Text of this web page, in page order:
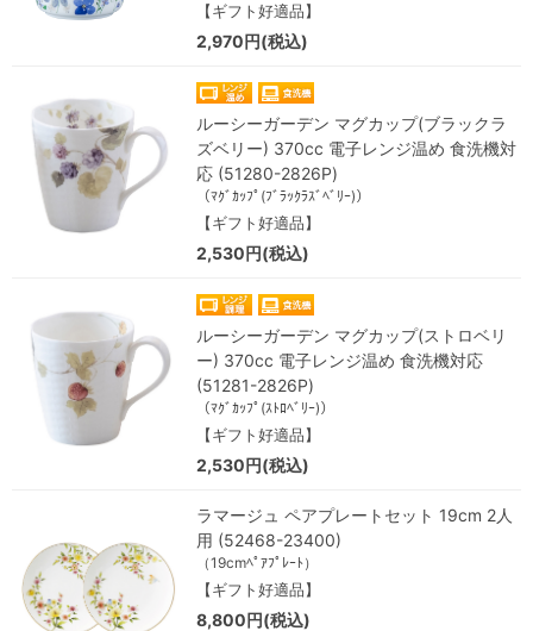
【ギフト好適品】
2,970円(税込)
ルーシーガーデン マグカップ(ブラックラ
ズベリー) 370cc 電子レンジ温め 食洗機対
応 (51280-2826P)
（ﾏｸﾞｶｯﾌﾟ(ﾌﾞﾗｯｸﾗｽﾞﾍﾞﾘｰ)）
【ギフト好適品】
2,530円(税込)
ルーシーガーデン マグカップ(ストロベリ
ー) 370cc 電子レンジ温め 食洗機対応
(51281-2826P)
（ﾏｸﾞｶｯﾌﾟ(ｽﾄﾛﾍﾞﾘｰ)）
【ギフト好適品】
2,530円(税込)
ラマージュ ペアプレートセット 19cm 2人
用 (52468-23400)
（19cmﾍﾟｱﾌﾟﾚｰﾄ）
【ギフト好適品】
8,800円(税込)